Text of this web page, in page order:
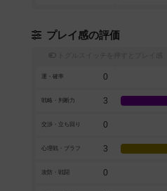
プレイ感の評価
運・確率 0
戦略・判断力 3
交渉・立ち回り 0
心理戦・ブラフ 3
攻防・戦闘 0